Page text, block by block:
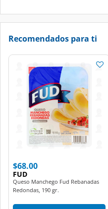
Recomendados para ti
$68.00
FUD
Queso Manchego Fud Rebanadas
Redondas, 190 gr.